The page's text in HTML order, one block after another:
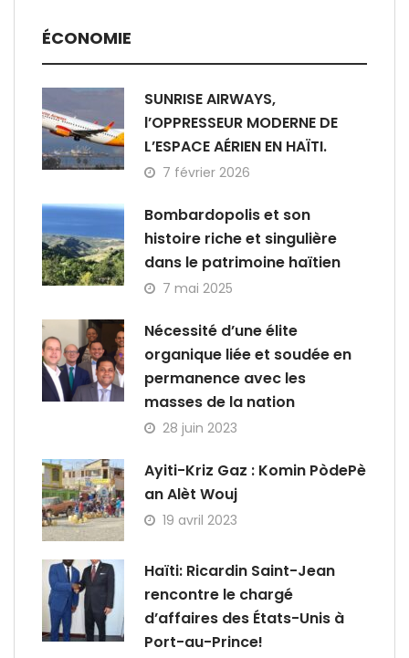
ÉCONOMIE
SUNRISE AIRWAYS,
l’OPPRESSEUR MODERNE DE
L’ESPACE AÉRIEN EN HAÏTI.
7 février 2026
Bombardopolis et son
histoire riche et singulière
dans le patrimoine haïtien
7 mai 2025
Nécessité d’une élite
organique liée et soudée en
permanence avec les
masses de la nation
28 juin 2023
Ayiti-Kriz Gaz : Komin PòdePè
an Alèt Wouj
19 avril 2023
Haïti: Ricardin Saint-Jean
rencontre le chargé
d’affaires des États-Unis à
Port-au-Prince!